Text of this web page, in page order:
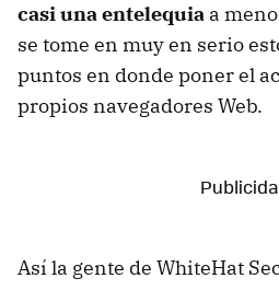
casi una entelequia a
se tome en muy en serio
puntos en donde poner el
propios navegadores Web.
Así la gente de WhiteHat